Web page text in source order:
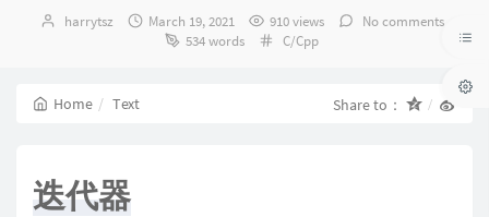
Author：
harrytsz
发
March 19, 2021 910 views
No comments
534 words
Categories：
C/Cpp
Home Text Share to：
迭代器